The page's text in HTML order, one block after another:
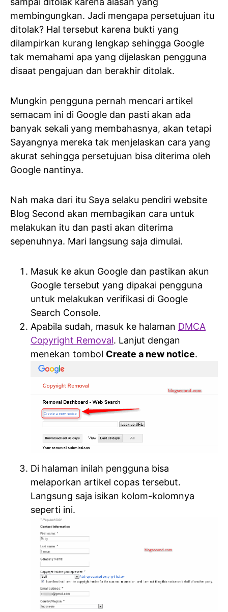
membingungkan. Jadi mengapa persetujuan itu
ditolak? Hal tersebut karena bukti yang
dilampirkan kurang lengkap sehingga Google
tak memahami apa yang dijelaskan pengguna
disaat pengajuan dan berakhir ditolak.
Mungkin pengguna pernah mencari artikel
semacam ini di Google dan pasti akan ada
banyak sekali yang membahasnya, akan tetapi
Sayangnya mereka tak menjelaskan cara yang
akurat sehingga persetujuan bisa diterima oleh
Google nantinya.
Nah maka dari itu Saya selaku pendiri website
Blog Second akan membagikan cara untuk
melakukan itu dan pasti akan diterima
sepenuhnya. Mari langsung saja dimulai.
Masuk ke akun Google dan pastikan akun
Google tersebut yang dipakai pengguna
untuk melakukan verifikasi di Google
Search Console.
Apabila sudah, masuk ke halaman DMCA
Copyright Removal. Lanjut dengan
menekan tombol Create a new notice.
Di halaman inilah pengguna bisa
melaporkan artikel copas tersebut.
Langsung saja isikan kolom-kolomnya
seperti ini.